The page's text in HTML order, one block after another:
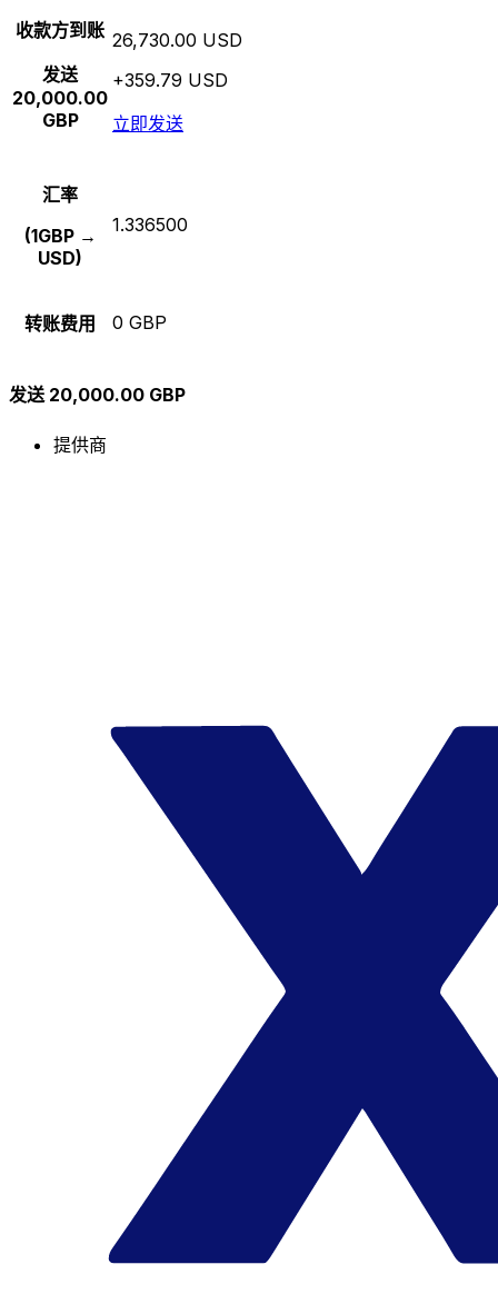
收款方到账
发送
20,000.00
GBP
26,730.00 USD
+359.79 USD
立即发送
汇率
(1GBP →
USD)
1.336500
转账费用 0 GBP
发送 20,000.00 GBP
提供商